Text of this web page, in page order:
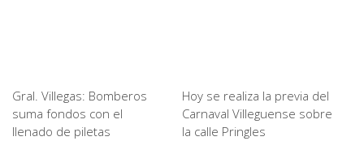
Gral. Villegas: Bomberos
suma fondos con el
llenado de piletas
Hoy se realiza la previa del
Carnaval Villeguense sobre
la calle Pringles